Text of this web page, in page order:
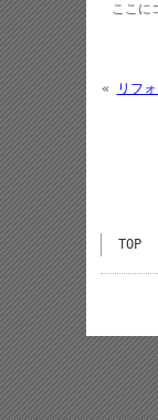
ここに
« リフ
TOP